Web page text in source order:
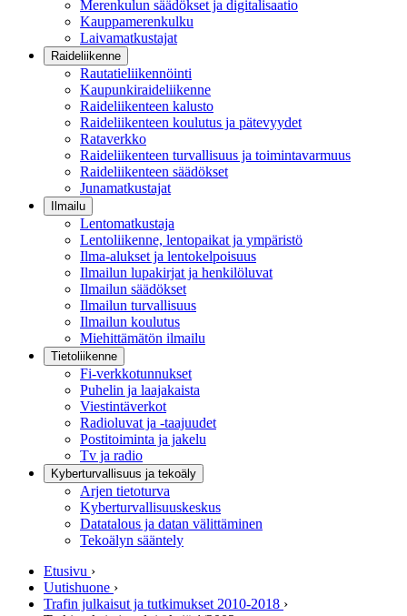
Merenkulun säädökset ja digitalisaatio
Kauppamerenkulku
Laivamatkustajat
Raideliikenne
Rautatieliikennöinti
Kaupunkiraideliikenne
Raideliikenteen kalusto
Raideliikenteen koulutus ja pätevyydet
Rataverkko
Raideliikenteen turvallisuus ja toimintavarmuus
Raideliikenteen säädökset
Junamatkustajat
Ilmailu
Lentomatkustaja
Lentoliikenne, lentopaikat ja ympäristö
Ilma-alukset ja lentokelpoisuus
Ilmailun lupakirjat ja henkilöluvat
Ilmailun säädökset
Ilmailun turvallisuus
Ilmailun koulutus
Miehittämätön ilmailu
Tietoliikenne
Fi-verkkotunnukset
Puhelin ja laajakaista
Viestintäverkot
Radioluvat ja -taajuudet
Postitoiminta ja jakelu
Tv ja radio
Kyberturvallisuus ja tekoäly
Arjen tietoturva
Kyberturvallisuuskeskus
Datatalous ja datan välittäminen
Tekoälyn sääntely
Etusivu ›
Uutishuone ›
Trafin julkaisut ja tutkimukset 2010-2018 ›